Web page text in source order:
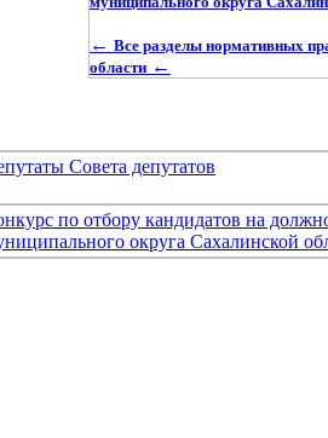
← Все разделы нормативных
области ←
Совета депутатов
по отбору кандидатов на
округа Сахалинской